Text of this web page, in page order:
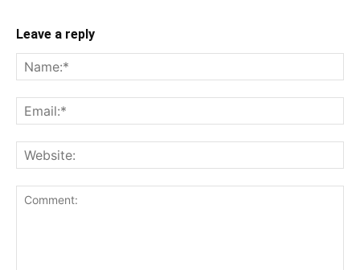
Leave a reply